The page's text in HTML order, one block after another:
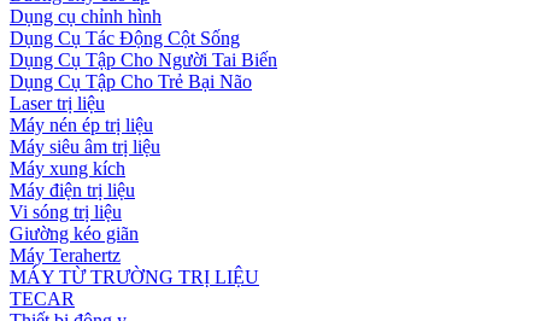
Dụng cụ chỉnh hình
Dụng Cụ Tác Động Cột Sống
Dụng Cụ Tập Cho Người Tai Biến
Dụng Cụ Tập Cho Trẻ Bại Não
Laser trị liệu
Máy nén ép trị liệu
Máy siêu âm trị liệu
Máy xung kích
Máy điện trị liệu
Vi sóng trị liệu
Giường kéo giãn
Máy Terahertz
MÁY TỪ TRƯỜNG TRỊ LIỆU
TECAR